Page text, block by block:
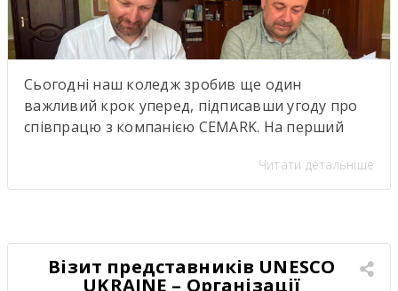
Сьогодні наш коледж зробив ще один
важливий крок уперед, підписавши угоду про
співпрацю з компанією CEMARK. На перший
партнерство. Але насправді за цими підписами
стоїть значно більше. Саме сьогодні ми дали
Читати детальніше
Візит представників UNESCO
UKRAINE – Організації